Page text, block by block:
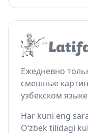
Ежедневно
смешные
узбекском
Har kuni eng
O‘zbek tilidagi